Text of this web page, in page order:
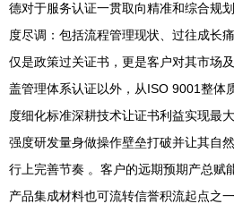
德对于服务认证一贯取向精准和综合规
度尽调：包括流程管理现状、过往成长
仅是政策过关证书，更是客户对其市场
盖管理体系认证以外，从ISO 9001整体
度细化标准深耕技术让证书利益实现最
强度研发量身做操作壁垒打破并让其自
行上完善节奏 。客户的远期预期产总赋
产品集成材料也可流转信誉积流起点之